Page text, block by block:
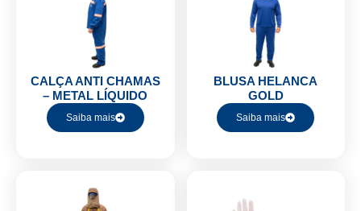
CALÇA ANTI CHAMAS
– METAL LÍQUIDO
Saiba mais
BLUSA HELANCA
GOLD
Saiba mais